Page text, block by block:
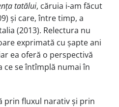
tatălui, căruia i-am făcut
şi care, între timp, a
(2013). Relectura nu
exprimată cu şapte ani
ea oferă o perspectivă
ce se întîmplă numai în
prin fluxul narativ şi prin